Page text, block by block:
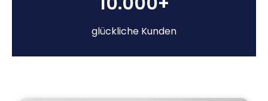
glückliche Kunden